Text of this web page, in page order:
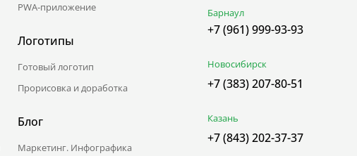
PWA-приложение
Логотипы
Готовый логотип
Прорисовка и доработка
Блог
Маркетинг. Инфографика
Барнаул
+7 (961) 999-93-93
Новосибирск
+7 (383) 207-80-51
Казань
+7 (843) 202-37-37